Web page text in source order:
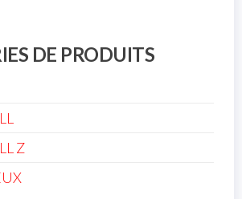
DE PRODUITS
Z